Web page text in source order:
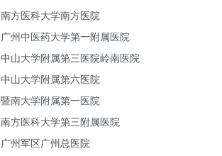
南方医科大学南方医院
广州中医药大学第一附属医院
中山大学附属第三医院岭南医院
中山大学附属第六医院
暨南大学附属第一医院
南方医科大学第三附属医院
广州军区广州总医院